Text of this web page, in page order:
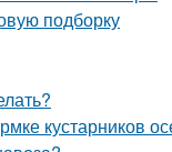
подборку
кустарников